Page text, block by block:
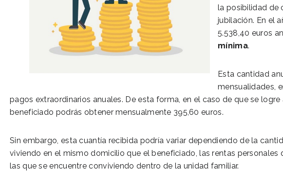
la posibilidad de
jubilación. En el
5.538,40 euros
mínima.
Esta cantidad
mensualidades,
pagos extraordinarios anuales. De esta forma, en el caso de que se
beneficiado podrás obtener mensualmente 395,60 euros.
Sin embargo, esta cuantía recibida podría variar dependiendo de la
viviendo en el mismo domicilio que el beneficiado, las rentas personales
las que se encuentre conviviendo dentro de la unidad familiar.